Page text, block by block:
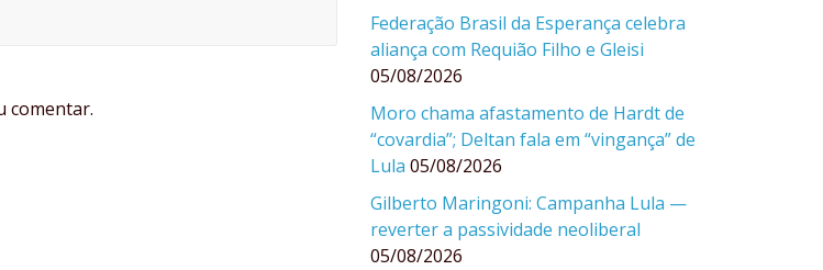
comentar.
Federação Brasil da Esperança celebra
aliança com Requião Filho e Gleisi
05/08/2026
Moro chama afastamento de Hardt de
“covardia”; Deltan fala em “vingança” de
Lula 05/08/2026
Gilberto Maringoni: Campanha Lula —
reverter a passividade neoliberal
05/08/2026